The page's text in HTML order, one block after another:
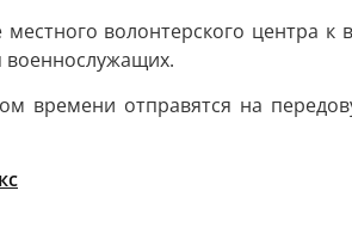
местного волонтерского центра
военнослужащих.
времени отправятся на